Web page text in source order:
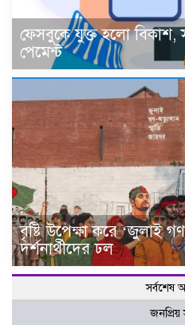
ফেসবুকে যুক্ত হলো বিকাশ,
পেমেন্ট
বৃষ্টি উপেক্ষা করে ‘জুলাই
দর্শনার্থীদের ঢল
সর্বশেষ
জনপ্রিয়